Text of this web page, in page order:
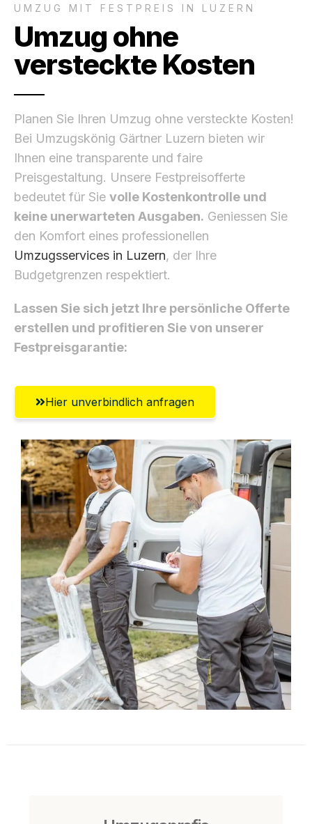
UMZUG MIT FESTPREIS IN LUZERN
Umzug ohne
versteckte Kosten
Planen Sie Ihren Umzug ohne versteckte Kosten!
Bei Umzugskönig Gärtner Luzern bieten wir
Ihnen eine transparente und faire
Preisgestaltung. Unsere Festpreisofferte
bedeutet für Sie volle Kostenkontrolle und
keine unerwarteten Ausgaben. Geniessen Sie
den Komfort eines professionellen
Umzugsservices in Luzern, der Ihre
Budgetgrenzen respektiert.
Lassen Sie sich jetzt Ihre persönliche Offerte
erstellen und profitieren Sie von unserer
Festpreisgarantie:
Hier unverbindlich anfragen